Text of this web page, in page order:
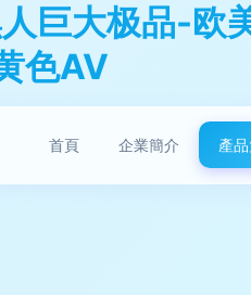
巨大极品-欧
色AV
首頁 企業簡介 產